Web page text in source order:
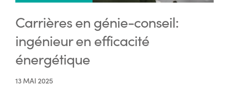
Carrières en génie-conseil:
ingénieur en efficacité
énergétique
13 MAI 2025